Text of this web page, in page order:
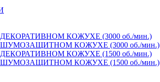
КОЖУХЕ (3000 об./мин.)
КОЖУХЕ (3000 об./мин.)
КОЖУХЕ (1500 об./мин.)
КОЖУХЕ (1500 об./мин.)